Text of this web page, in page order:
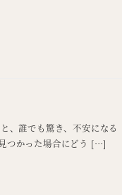
、誰でも驚き、不安になる
つかった場合にどう […]